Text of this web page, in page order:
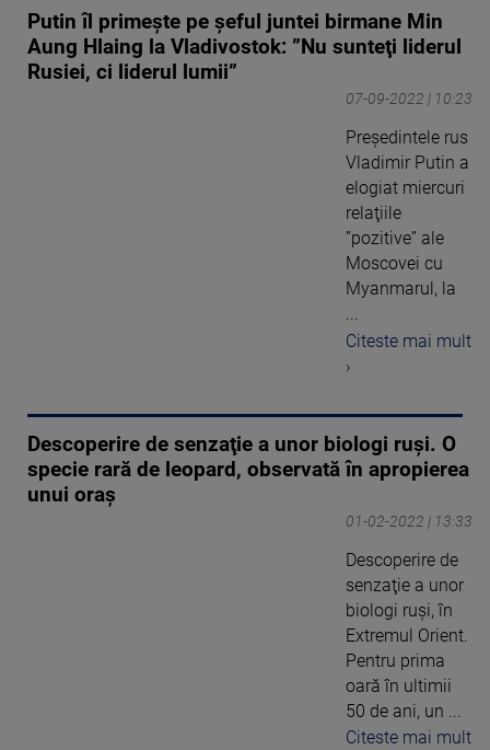
Putin îl primeşte pe şeful juntei birmane Min
Aung Hlaing la Vladivostok: ”Nu sunteţi liderul
Rusiei, ci liderul lumii”
07-09-2022 | 10:23
Preşedintele rus
Vladimir Putin a
elogiat miercuri
relaţiile
”pozitive” ale
Moscovei cu
Myanmarul, la
...
Citeste mai mult
›
Descoperire de senzaţie a unor biologi ruşi. O
specie rară de leopard, observată în apropierea
unui oraș
01-02-2022 | 13:33
Descoperire de
senzaţie a unor
biologi ruşi, în
Extremul Orient.
Pentru prima
oară în ultimii
50 de ani, un ...
Citeste mai mult